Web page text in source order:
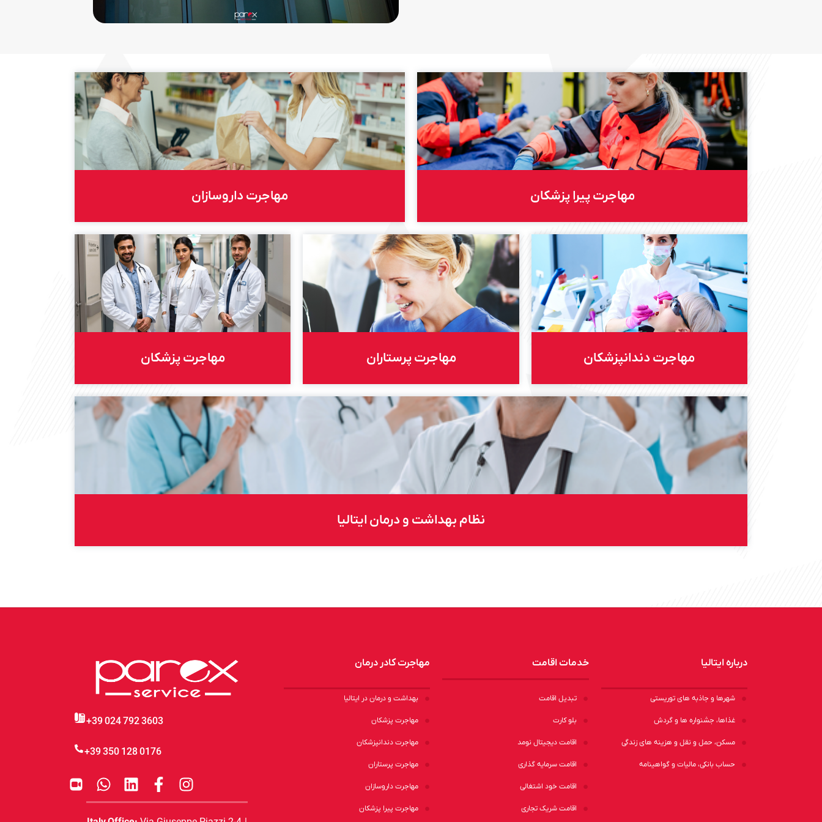
مهاجرت پیرا پزشکان مهاجرت داروسازان
مهاجرت دندانپزشکان مهاجرت پرستاران مهاجرت پزشکان
نظام بهداشت و درمان ایتالیا
درباره ایتالیا
شهرها و جاذبه های توریستی
غذاها، جشنواره ها و گردش
مسکن، حمل و نقل و هزینه های زندگی
حساب بانکی، مالیات و گواهینامه
خدمات اقامت
تبدیل اقامت
بلو کارت
اقامت دیجیتال نومد
اقامت سرمایه گذاری
اقامت خود اشتغالی
اقامت شریک تجاری
مهاجرت کادر درمان
بهداشت و درمان در ایتالیا
مهاجرت پزشکان
مهاجرت دندانپزشکان
مهاجرت پرستاران
مهاجرت داروسازان
مهاجرت پیرا پزشکان
+39 024 792 3603
+39 350 128 0176